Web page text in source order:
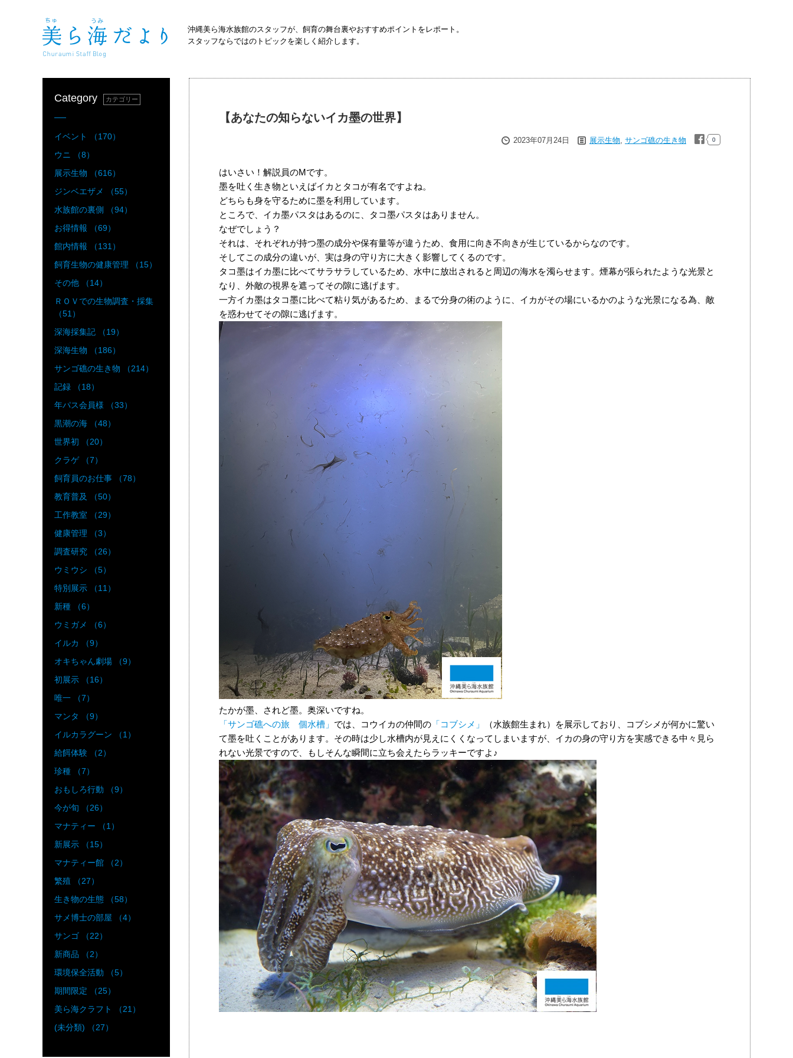
沖縄美ら海水族館のスタッフが、飼育の舞台裏やおすすめポイントをレポート。
スタッフならではのトピックを楽しく紹介します。
【あなたの知らないイカ墨の世界】
2023年07月24日 展示生物, サンゴ礁の生き物 0
はいさい！解説員のMです。
墨を吐く生き物といえばイカとタコが有名ですよね。
どちらも身を守るために墨を利用しています。
ところで、イカ墨パスタはあるのに、タコ墨パスタはありません。
なぜでしょう？
それは、それぞれが持つ墨の成分や保有量等が違うため、食用に向き不向きが生じているからなのです。
そしてこの成分の違いが、実は身の守り方に大きく影響してくるのです。
タコ墨はイカ墨に比べてサラサラしているため、水中に放出されると周辺の海水を濁らせます。煙幕が張られたような光景と
なり、外敵の視界を遮ってその隙に逃げます。
一方イカ墨はタコ墨に比べて粘り気があるため、まるで分身の術のように、イカがその場にいるかのような光景になる為、敵
を惑わせてその隙に逃げます。
たかが墨、されど墨。奥深いですね。
「サンゴ礁への旅 個水槽」 では、コウイカの仲間の 「コブシメ」
（水族館生まれ）を展示しており、コブシメが何かに驚い
て墨を吐くことがあります。その時は少し水槽内が見えにくくなってしまいますが、イカの身の守り方を実感できる中々見ら
れない光景ですので、もしそんな瞬間に立ち会えたらラッキーですよ♪
Category カテゴリー
イベント （170）
ウニ （8）
展示生物 （616）
ジンベエザメ （55）
水族館の裏側 （94）
お得情報 （69）
館内情報 （131）
飼育生物の健康管理 （15）
その他 （14）
ＲＯＶでの生物調査・採集
（51）
深海採集記 （19）
深海生物 （186）
サンゴ礁の生き物 （214）
記録 （18）
年パス会員様 （33）
黒潮の海 （48）
世界初 （20）
クラゲ （7）
飼育員のお仕事 （78）
教育普及 （50）
工作教室 （29）
健康管理 （3）
調査研究 （26）
ウミウシ （5）
特別展示 （11）
新種 （6）
ウミガメ （6）
イルカ （9）
オキちゃん劇場 （9）
初展示 （16）
唯一 （7）
マンタ （9）
イルカラグーン （1）
給餌体験 （2）
珍種 （7）
おもしろ行動 （9）
今が旬 （26）
マナティー （1）
新展示 （15）
マナティー館 （2）
繁殖 （27）
生き物の生態 （58）
サメ博士の部屋 （4）
サンゴ （22）
新商品 （2）
環境保全活動 （5）
期間限定 （25）
美ら海クラフト （21）
(未分類) （27）